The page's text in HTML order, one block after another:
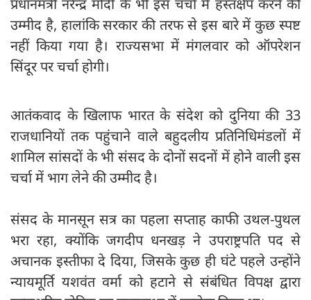
प्रधानमंत्री नरेन्द्र मोदी के भी इस चर्चा में हस्तक्षेप करने की
उम्मीद है, हालांकि सरकार की तरफ से इस बारे में कुछ स्पष्ट
नहीं किया गया है। राज्यसभा में मंगलवार को ऑपरेशन
सिंदूर पर चर्चा होगी।
आतंकवाद के खिलाफ भारत के संदेश को दुनिया की 33
राजधानियों तक पहुंचाने वाले बहुदलीय प्रतिनिधिमंडलों में
शामिल सांसदों के भी संसद के दोनों सदनों में होने वाली इस
चर्चा में भाग लेने की उम्मीद है।
संसद के मानसून सत्र का पहला सप्ताह काफी उथल-पुथल
भरा रहा, क्योंकि जगदीप धनखड़ ने उपराष्ट्रपति पद से
अचानक इस्तीफा दे दिया, जिसके कुछ ही घंटे पहले उन्होंने
न्यायमूर्ति यशवंत वर्मा को हटाने से संबंधित विपक्ष द्वारा